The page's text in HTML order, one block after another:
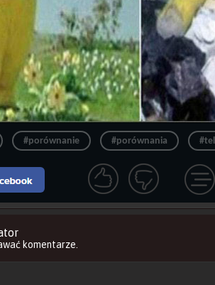
#porównanie #porównania
komentarze.